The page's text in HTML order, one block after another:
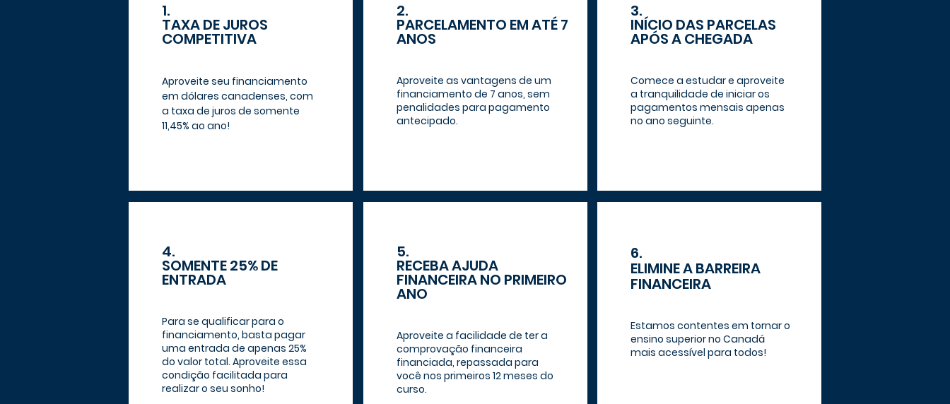
1.
TAXA DE JUROS
COMPETITIVA
Aproveite seu financiamento
em dólares canadenses, com
a taxa de juros de somente
11,45% ao ano!
4.
SOMENTE 25% DE
ENTRADA
Para se qualificar para o
financiamento, basta pagar
uma entrada de apenas 25%
do valor total. Aproveite essa
condição facilitada para
realizar o seu sonho!
2.
PARCELAMENTO EM ATÉ 7
ANOS
Aproveite as vantagens de um
financiamento de 7 anos, sem
penalidades para pagamento
antecipado.
5.
RECEBA AJUDA
FINANCEIRA NO PRIMEIRO
ANO
Aproveite a facilidade de ter a
comprovação financeira
financiada, repassada para
você nos primeiros 12 meses do
curso.
3.
INÍCIO DAS PARCELAS
APÓS A CHEGADA
Comece a estudar e aproveite
a tranquilidade de iniciar os
pagamentos mensais apenas
no ano seguinte.
6.
ELIMINE A BARREIRA
FINANCEIRA
Estamos contentes em tornar o
ensino superior no Canadá
mais acessível para todos!